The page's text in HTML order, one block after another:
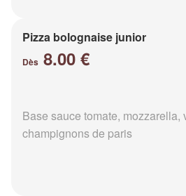
Pizza bolognaise junior
Dès 8.00 €
Base sauce tomate, mozzarella,
champignons de paris